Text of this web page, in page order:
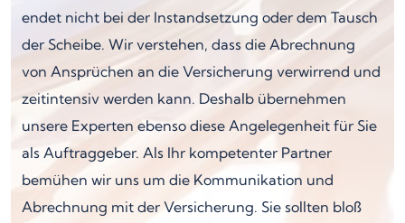
endet nicht bei der Instandsetzung oder dem Tausch
der Scheibe. Wir verstehen, dass die Abrechnung
von Ansprüchen an die Versicherung verwirrend und
zeitintensiv werden kann. Deshalb übernehmen
unsere Experten ebenso diese Angelegenheit für Sie
als Auftraggeber. Als Ihr kompetenter Partner
bemühen wir uns um die Kommunikation und
Abrechnung mit der Versicherung. Sie sollten bloß